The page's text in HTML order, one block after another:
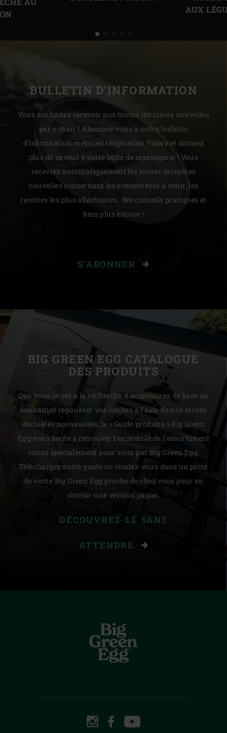
AUX
BULLETIN D'INFORMATION
Vous souhaitez recevoir nos toutes dernières nouvelles
par e-mail ? Abonnez-vous à notre bulletin
d'information mensuel Inspiration Today et donnez
plus de saveur à votre boîte de messagerie ! Vous
recevrez automatiquement les toutes dernières
nouvelles concernant les événements à venir, les
recettes les plus alléchantes, des conseils pratiques et
bien plus encore !
S'ABONNER
BIG GREEN EGG CATALOGUE
DES PRODUITS
Que vous soyez à la recherche d'accessoires de base ou
souhaitiez repousser vos limites à l'aide de nos toutes
dernières nouveautés, le « Guide produits » Big Green
Egg vous invite à retrouver l'ensemble de l'assortiment
conçu spécialement pour vous par Big Green Egg.
Téléchargez notre guide ou rendez-vous dans un point
de vente Big Green Egg proche de chez vous pour en
obtenir une version papier.
DÉCOUVREZ-LE SANS
ATTENDRE
INSTAGRAM
FACEBOOKYOUTUBE